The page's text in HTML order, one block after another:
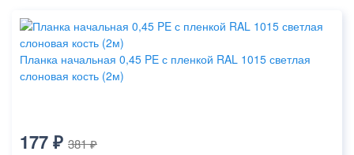
Планка начальная 0,45 PE с пленкой RAL 1015 светлая
слоновая кость (2м)
177 ₽ 381 ₽